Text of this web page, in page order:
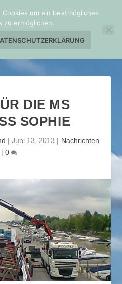
DIE MS
SOPHIE
| Juni 13, 2013 | Nachrichten
| 0
um ein bestmögliches
zu ermöglichen.